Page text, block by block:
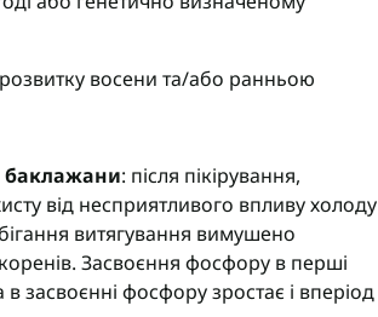
восени та/або ранньою
баклажани: після пікірування,
від несприятливого впливу холоду
витягування вимушено
Засвоєння фосфору в перші
засвоєнні фосфору зростає і вперіод